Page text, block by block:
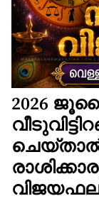
2026
ചെയ്താൽ